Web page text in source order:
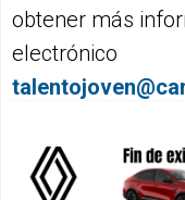
obtener más
electrónico